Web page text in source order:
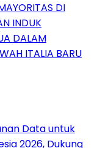
DI
INDUK
DALAM
ITALIA BARU
Data untuk
2026, Dukung